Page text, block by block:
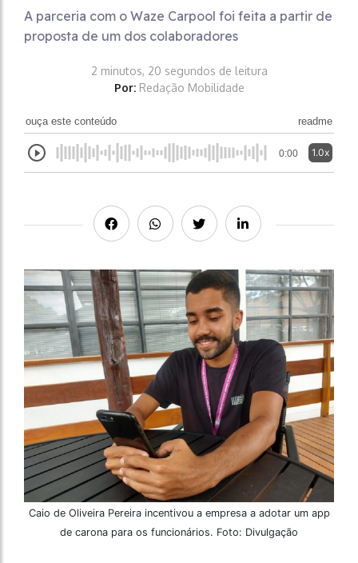
A parceria com o Waze Carpool foi feita a partir de
proposta de um dos colaboradores
2 minutos, 20 segundos de leitura
Por: Redação Mobilidade
ouça este conteúdo readme
0:00 1.0x
Caio de Oliveira Pereira incentivou a empresa a adotar um app
de carona para os funcionários. Foto: Divulgação